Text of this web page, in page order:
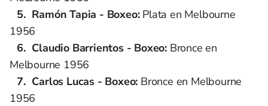
Ramón Tapia - Boxeo:Plata en Melbourne
1956
Claudio Barrientos - Boxeo: Bronce en
Melbourne 1956
Carlos Lucas - Boxeo: Bronce en Melbourne
1956